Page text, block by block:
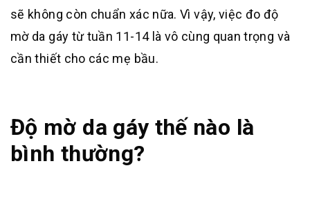
sẽ không còn chuẩn xác nữa. Vì vậy, việc đo độ
mờ da gáy từ tuần 11-14 là vô cùng quan trọng và
cần thiết cho các mẹ bầu.
Độ mờ da gáy thế nào là
bình thường?